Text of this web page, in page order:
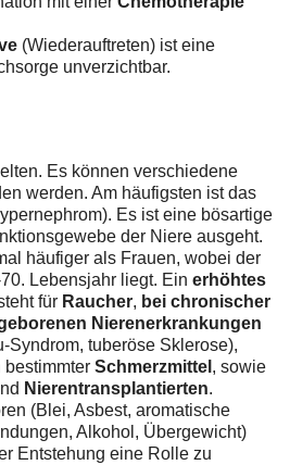
(Wiederauftreten) ist eine
unverzichtbar.
Es können verschiedene
werden. Am häufigsten ist das
Es ist eine bösartige
der Niere ausgeht.
häufiger als Frauen, wobei der
Lebensjahr liegt. Ein erhöhtes
für Raucher, bei chronischer
Nierenerkrankungen
Syndrom, tuberöse Sklerose),
bestimmter Schmerzmittel , sowie
Nierentransplantierten.
(Blei, Asbest, aromatische
Alkohol, Übergewicht)
Entstehung eine Rolle zu